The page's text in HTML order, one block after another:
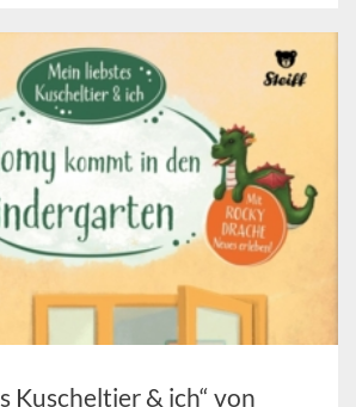
Kuscheltier & ich“ von